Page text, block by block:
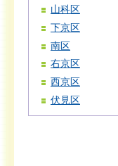
山科区
下京区
南区
右京区
西京区
伏見区